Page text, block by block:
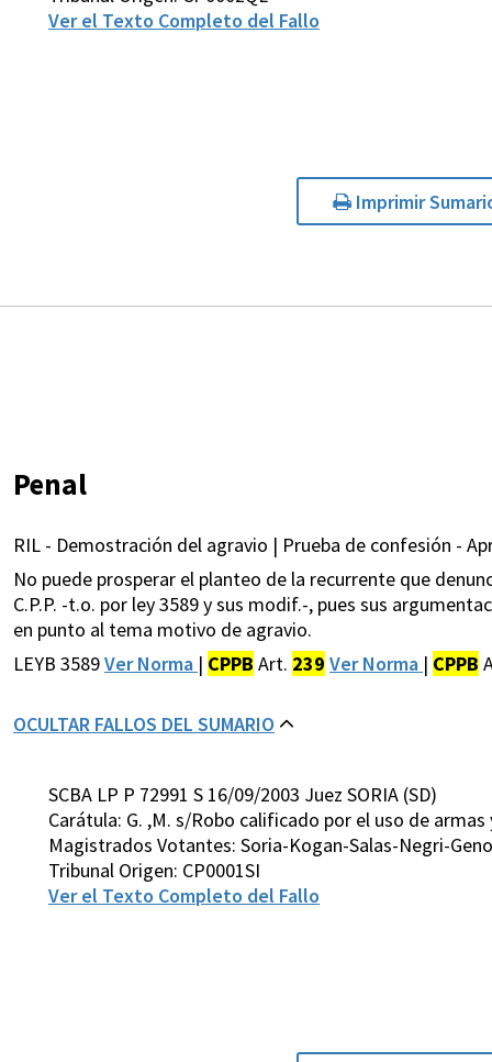
Ver el Texto Completo del Fallo
Imprimir
Penal
RIL - Demostración del agravio | Prueba de confesión -
No puede prosperar el planteo de la recurrente que
C.P.P. -t.o. por ley 3589 y sus modif.-, pues sus
en punto al tema motivo de agravio.
LEYB 3589Ver Norma | CPPB Art. 239 Ver Norma | CPPB
OCULTAR FALLOS DEL SUMARIO
SCBA LP P 72991 S 16/09/2003 Juez SORIA (SD)
Carátula: G. ,M. s/Robo calificado por el uso de
Magistrados Votantes: Soria-Kogan-Salas-Negri-
Tribunal Origen: CP0001SI
Ver el Texto Completo del Fallo